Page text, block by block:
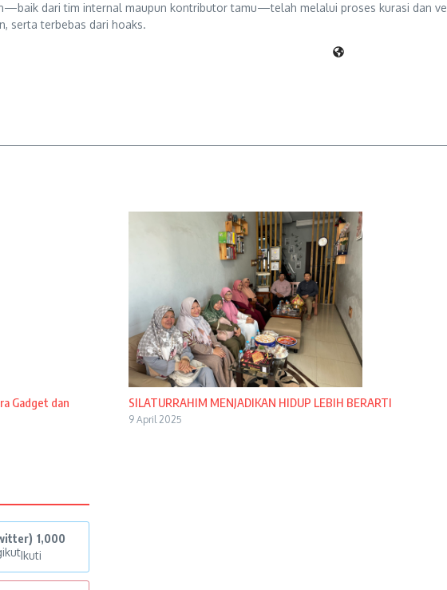
dari tim internal maupun kontributor tamu—telah melalui proses kurasi dan
serta terbebas dari hoaks.
Gadget dan
SILATURRAHIM MENJADIKAN HIDUP LEBIH BERARTI
9 April 2025
1,000
Ikuti